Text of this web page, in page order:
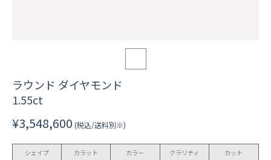
ラウンド ダイヤモンド
1.55ct
¥3,548,600 (税込/送料別※)
シェイプ カラット カラー クラリティ カット